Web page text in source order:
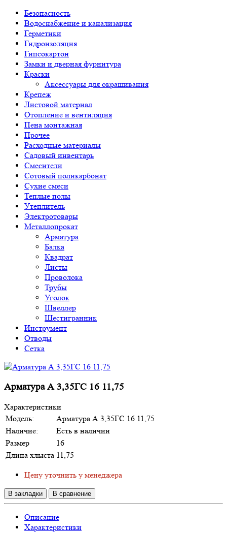
Безопасность
Водоснабжение и канализация
Герметики
Гидроизоляция
Гипсокартон
Замки и дверная фурнитура
Краски
Аксессуары для окрашивания
Крепеж
Листовой материал
Отопление и вентиляция
Пена монтажная
Прочее
Расходные материалы
Садовый инвентарь
Смесители
Сотовый поликарбонат
Сухие смеси
Теплые полы
Утеплитель
Электротовары
Металлопрокат
Арматура
Балка
Квадрат
Листы
Проволока
Трубы
Уголок
Швеллер
Шестигранник
Инструмент
Отводы
Сетка
Арматура А 3,35ГС 16 11,75
Характеристики
Модель:
Арматура А 3,35ГС 16 11,75
Наличие:
Есть в наличии
Размер
16
Длина хлыста 11,75
Цену уточнить у менеджера
В закладки В сравнение
Описание
Характеристики